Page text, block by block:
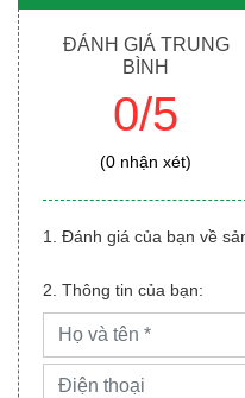
ĐÁNH GIÁ TRUNG
BÌNH
0/5
(0 nhận xét)
1. Đánh giá của bạn về
2. Thông tin của bạn: